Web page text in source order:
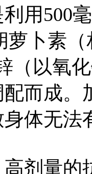
用500
萝卜素
（以氧
而成。
体无法
量的